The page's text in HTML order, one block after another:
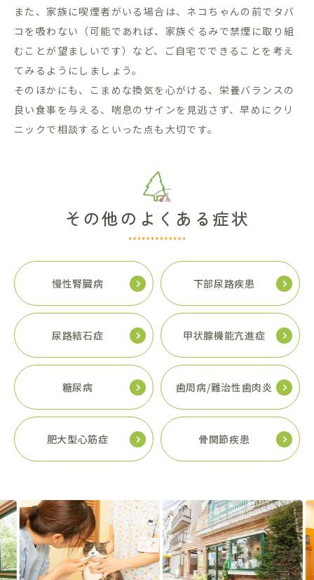
また、家族に喫煙者がいる場合は、ネコちゃんの前でタバ
コを吸わない（可能であれば、家族ぐるみで禁煙に取り組
むことが望ましいです）など、ご自宅でできることを考え
てみるようにしましょう。
そのほかにも、こまめな換気を心がける、栄養バランスの
良い食事を与える、喘息のサインを見逃さず、早めにクリ
ニックで相談するといった点も大切です。
その他のよくある症状
慢性腎臓病 下部尿路疾患
尿路結石症 甲状腺機能亢進症
糖尿病 歯周病/難治性歯肉炎
肥大型心筋症 骨関節疾患
Previous Next